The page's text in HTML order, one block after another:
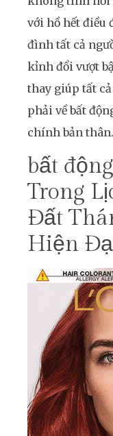
với hồ hết điều
đình tất cả
kỉnh đổi vượt
thay giúp tất
phải về bất
chính bản thân.
bất
Trong
Đất
Hiện